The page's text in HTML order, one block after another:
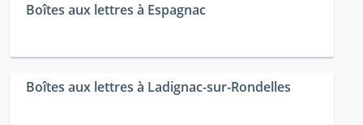
Boîtes aux lettres à Espagnac
Boîtes aux lettres à Ladignac-sur-Rondelles